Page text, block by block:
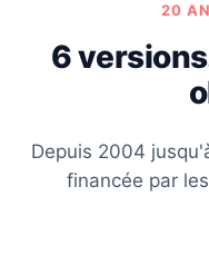
20
6
Depuis 2004
financée par